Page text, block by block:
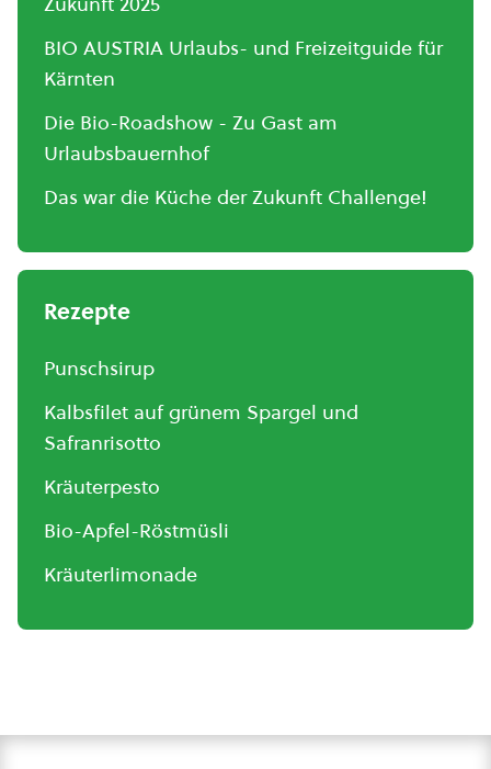
BIO AUSTRIA Urlaubs- und Freizeitguide für
Kärnten
Die Bio-Roadshow - Zu Gast am
Urlaubsbauernhof
Das war die Küche der Zukunft Challenge!
Rezepte
Punschsirup
Kalbsfilet auf grünem Spargel und
Safranrisotto
Kräuterpesto
Bio-Apfel-Röstmüsli
Kräuterlimonade